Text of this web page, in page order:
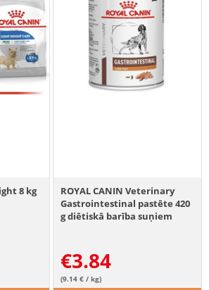
8 kg
ROYAL CANIN Veterinary
Gastrointestinal pastēte 420
g diētiskā barība suņiem
€3.84
(9.14 € / kg)